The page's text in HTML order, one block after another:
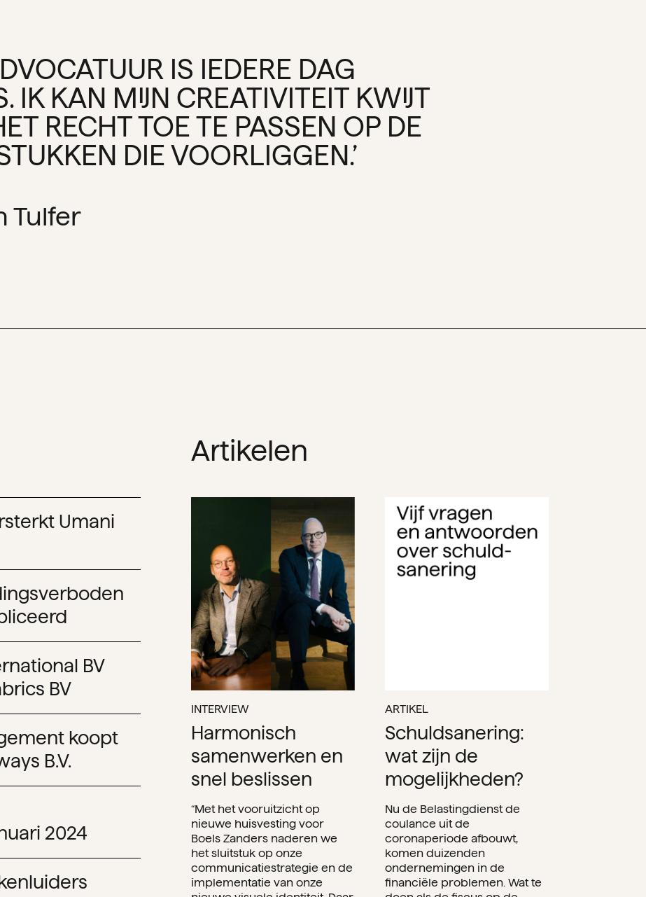
IS IEDERE DAG
IK KAN MIJN CREATIVITEIT KWIJT
RECHT TOE TE PASSEN OP DE
DIE VOORLIGGEN.’
Tulfer
Umani
BV
BV
koopt
B.V.
2024
Artikelen
INTERVIEW
Harmonisch
samenwerken en
snel beslissen
“Met het vooruitzicht op
nieuwe huisvesting voor
Boels Zanders naderen we
het sluitstuk op onze
communicatiestrategie en de
implementatie van onze
ARTIKEL
Schuldsanering:
wat zijn de
mogelijkheden?
Nu de Belastingdienst de
coulance uit de
coronaperiode afbouwt,
komen duizenden
ondernemingen in de
financiële problemen. Wat te